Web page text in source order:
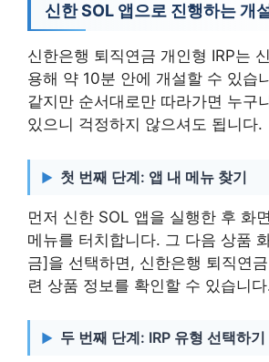
신한 SOL 앱으로 진행하는 개
신한은행 퇴직연금 개인형 IRP는
용해 약 10분 안에 개설할 수 있습
같지만 순서대로만 따라가면 누구
있으니 걱정하지 않으셔도 됩니다.
첫 번째 단계: 앱 내 메뉴 찾기
먼저 신한 SOL 앱을 실행한 후 화
메뉴를 터치합니다. 그 다음 상품
금]을 선택하면, 신한은행 퇴직연
련 상품 정보를 확인할 수 있습니
두 번째 단계: IRP 유형 선택하기